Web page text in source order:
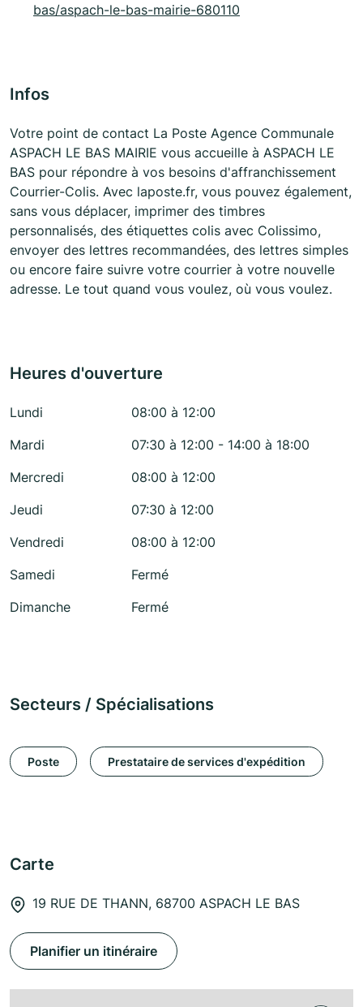
bas/aspach-le-bas-mairie-680110
Infos
Votre point de contact La Poste Agence Communale
ASPACH LE BAS MAIRIE vous accueille à ASPACH LE
BAS pour répondre à vos besoins d'affranchissement
Courrier-Colis. Avec laposte.fr, vous pouvez également,
sans vous déplacer, imprimer des timbres
personnalisés, des étiquettes colis avec Colissimo,
envoyer des lettres recommandées, des lettres simples
ou encore faire suivre votre courrier à votre nouvelle
adresse. Le tout quand vous voulez, où vous voulez.
Heures d'ouverture
Lundi
08:00 à 12:00
Mardi
07:30 à 12:00 - 14:00 à 18:00
Mercredi
08:00 à 12:00
Jeudi
07:30 à 12:00
Vendredi
08:00 à 12:00
Samedi
Fermé
Dimanche
Fermé
Secteurs / Spécialisations
Poste Prestataire de services d'expédition
Carte
19 RUE DE THANN, 68700 ASPACH LE BAS
Planifier un itinéraire